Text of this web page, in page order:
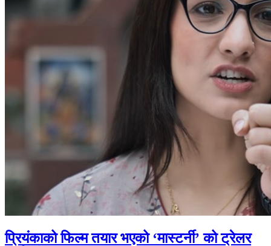
प्रियंकाको फिल्म तयार भएको ‘मास्टर्नी’ को ट्रेलर